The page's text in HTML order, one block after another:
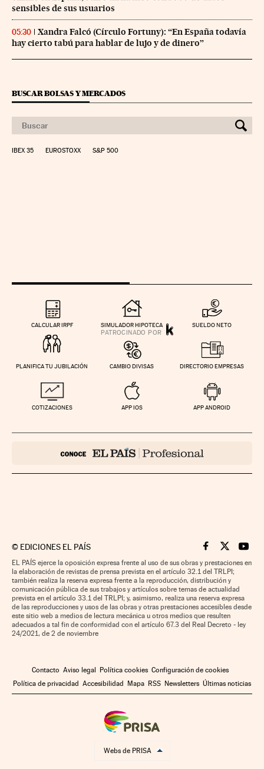
sensibles de sus usuarios
05:30
Xandra Falcó (Círculo Fortuny): “En España todavía
hay cierto tabú para hablar de lujo y de dinero”
BUSCAR BOLSAS Y MERCADOS
IBEX 35 EUROSTOXX S&P 500
CALCULAR IRPF SIMULADOR HIPOTECA SUELDO NETO
PLANIFICA TU JUBILACIÓN CAMBIO DIVISAS DIRECTORIO EMPRESAS
COTIZACIONES APP IOS APP ANDROID
© EDICIONES EL PAÍS Cinco Días en
Cinco Días
Cinco
EL PAÍS ejerce la oposición expresa frente al uso de sus obras y prestaciones en
la elaboración de revistas de prensa prevista en el artículo 32.1 del TRLPI;
también realiza la reserva expresa frente a la reproducción, distribución y
comunicación pública de sus trabajos y artículos sobre temas de actualidad
prevista en el artículo 33.1 del TRLPI; y, asimismo, realiza una reserva expresa
de las reproducciones y usos de las obras y otras prestaciones accesibles desde
este sitio web a medios de lectura mecánica u otros medios que resulten
adecuados a tal fin de conformidad con el artículo 67.3 del Real Decreto - ley
24/2021, de 2 de noviembre
Contacto Aviso legal Política cookies Configuración de cookies
Política de privacidad Accesibilidad Mapa RSS Newsletters Últimas noticias
Webs de PRISA